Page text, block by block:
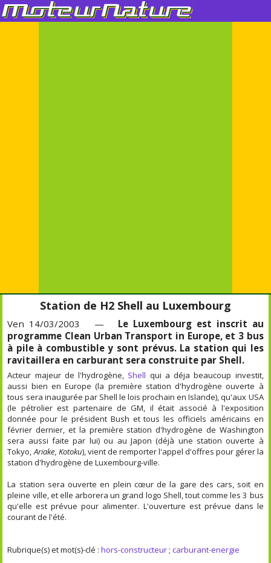
Station de H2 Shell au Luxembourg
Ven 14/03/2003 — Le Luxembourg est inscrit au
programme Clean Urban Transport in Europe, et 3 bus
à pile à combustible y sont prévus. La station qui les
ravitaillera en carburant sera construite par Shell.
Acteur majeur de l'hydrogène, Shell qui a déja beaucoup investit,
aussi bien en Europe (la première station d'hydrogène ouverte à
tous sera inaugurée par Shell le lois prochain en Islande), qu'aux USA
(le pétrolier est partenaire de GM, il était associé à l'exposition
donnée pour le président Bush et tous les officiels américains en
février dernier, et la première station d'hydrogène de Washington
sera aussi faite par lui) ou au Japon (déjà une station ouverte à
Tokyo,Ariake, Kotoku), vient de remporter l'appel d'offres pour gérer la
station d'hydrogène de Luxembourg-ville.
La station sera ouverte en plein cœur de la gare des cars, soit en
pleine ville, et elle arborera un grand logo Shell, tout comme les 3 bus
qu'elle est prévue pour alimenter. L'ouverture est prévue dans le
courant de l'été.
Rubrique(s) et mot(s)-clé :hors-constructeur;carburant-energie